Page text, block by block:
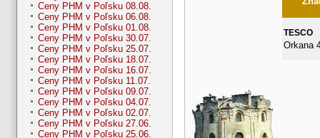
Ceny PHM v Poľsku 08.08.
Ceny PHM v Poľsku 06.08.
Ceny PHM v Poľsku 01.08.
Ceny PHM v Poľsku 30.07.
Ceny PHM v Poľsku 25.07.
Ceny PHM v Poľsku 18.07.
Ceny PHM v Poľsku 16.07.
Ceny PHM v Poľsku 11.07.
Ceny PHM v Poľsku 09.07.
Ceny PHM v Poľsku 04.07.
Ceny PHM v Poľsku 02.07.
Ceny PHM v Poľsku 27.06.
Ceny PHM v Poľsku 25.06.
TESCO
Orkana